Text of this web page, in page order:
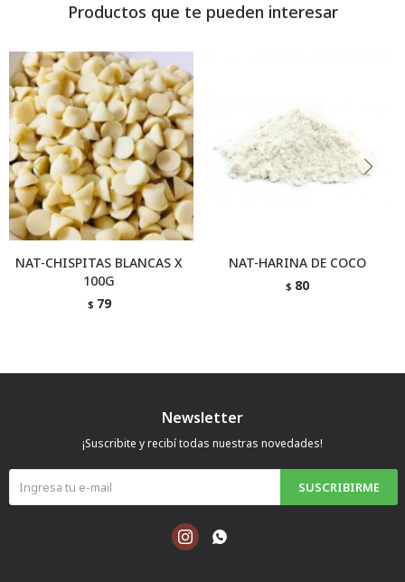
Productos que te pueden interesar
NAT-CHISPITAS BLANCAS X
100G
$ 79
NAT-HARINA DE COCO
$ 80
Newsletter
¡Suscribite y recibí todas nuestras novedades!
SUSCRIBIRME
 